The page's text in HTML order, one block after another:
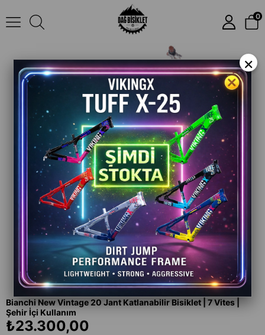
0
Bianchi New Vintage 20 Jant Katlanabilir Bisiklet | 7 Vites |
Şehir İçi Kullanım
₺23.300,00
×